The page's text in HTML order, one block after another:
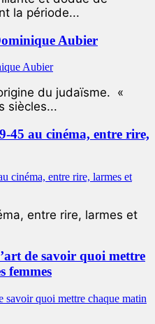
la période...
Aubier
du judaïsme. «
siècles...
45 au cinéma, entre rire,
entre rire, larmes et
de savoir quoi mettre
femmes